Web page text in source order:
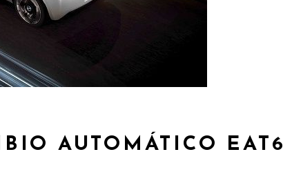
AUTOMÁTICO EAT6